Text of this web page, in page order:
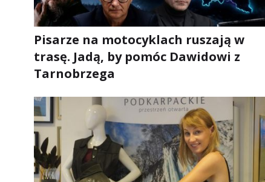
Pisarze na motocyklach ruszają w
trasę. Jadą, by pomóc Dawidowi z
Tarnobrzega